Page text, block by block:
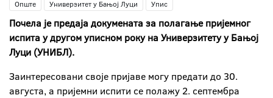
Опште Универзитет у Бањој Луци Упис
Почела је предаја докумената за полагање пријемног
испита у другом уписном року на Универзитету у Бањој
Луци (УНИБЛ).
Заинтересовани своје пријаве могу предати до 30.
августа, а пријемни испити се полажу 2. септембра